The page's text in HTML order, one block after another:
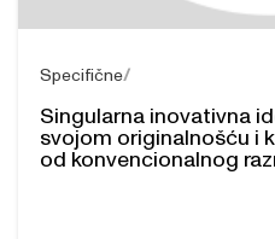
Specifične
Singularna inovativna
svojom originalnošću
od konvencionalnog